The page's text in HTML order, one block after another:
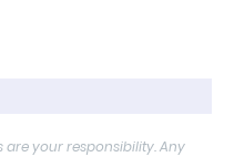
your responsibility. Any